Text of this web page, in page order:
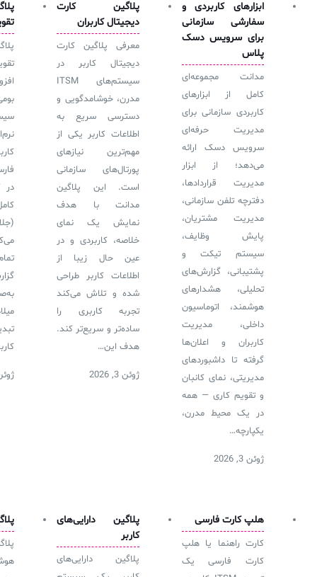
ابزارهای کاربردی و
سفارشی سازمانی
برای سرویس دسک
پلاس
مدانت مجموعه‌ای
کامل از ابزارهای
کاربردی سازمانی برای
مدیریت حرفه‌ای
سرویس دسک ارائه
می‌دهد؛ از ابزار
مدیریت قراردادها،
دفترچه تلفن سازمانی،
مدیریت مشتریان،
پایش وظایف،
سیستم تیکت و
پشتیبانی، گزارش‌های
تحلیلی، هشدارهای
هوشمند، اتوماسیون
داخلی، مدیریت
کاربران و اعلان‌ها
گرفته تا داشبوردهای
مدیریتی، نمای کانبان
و تقویم کاری — همه
در یک محیط مدرن،
یکپارچه…
ژوئن 3, 2026
پلاگین کارت
دیجیتال کاربران
معرفی پلاگین کارت
دیجیتال کاربر در
سیستم‌های ITSM
مدرن، خوشامدگویی و
دسترسی سریع به
اطلاعات کاربر یکی از
مهم‌ترین نیازهای
پورتال‌های سازمانی
است. این پلاگین
مدانت با هدف
نمایش یک نمای
خلاصه، کاربردی و در
عین حال زیبا از
اطلاعات کاربر طراحی
شده و تلاش می‌کند
تجربه کاربری را
ساده‌تر و سریع‌تر کند.
هدف این…
ژوئن 3, 2026
در
ژوئن 3,
هلپ کارت فارسی
کارت راهنما یا هلپ
کارت فارسی یک
پلاگین دارایی‌های
کاربر
پلاگین دارایی‌های
مدیریت خدمات سازمانی
سرویس دسک پلاس MSP
اندپوینت سنترال [سامانه مدیریت نقاط پایانی]
AD360
Log360 ابزار SIEM
برنامه‌ساز هوشمند App Creator
سیستم هوشمند مدیریت فروش و فاکتور
سامانه مدیریت امنیت اطلاعات
سلف سرویس کاربران
سامانه مدیریت دارایی‌ها [Asset Explorer]
سامانه مدیریت پشتیبانی مشتریان
ManageEngine Malware Protection Plus
راهکارهای مدیریتی فناوری اطلاعات برای مراکز آموزشی و دانشگاه‌ها
مدیریت خدمات منابع انسانی
CIs Control
لیست کامل 34 تمرین ITIL4
آموزش سیستم مدیریت خدمات فناوری اطلاعات
نکته‌های کلیدی برای مدیر انفورماتیک
ITIL & SDP
آموزش فارسی ITIL4
چارچوب ITIL برای همه
فلافلی_فناوری
آرشیو دانلودهای مدانت
ثبت‌نام در دوره‌های آموزشی تخصصی
لیست دوره‌ها
مقالات آموزشی